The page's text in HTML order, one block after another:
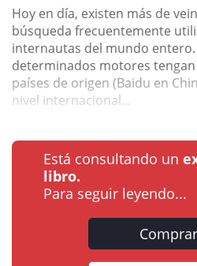
Hoy en día, existen más de
búsqueda frecuentemente
internautas del mundo
determinados motores
países de origen (Baidu en
nivel internacional...
Está consultando un
libro.
Para seguir leyendo...
Comprar